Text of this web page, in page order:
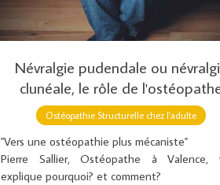
Névralgie pudendale ou
clunéale, le rôle de
Ostéopathie Structurelle chez l'adulte
"Vers une ostéopathie plus mécaniste"
Pierre Sallier, Ostéopathe à Valence,
explique pourquoi? et comment?